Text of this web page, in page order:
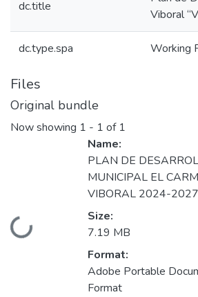
dc.title
Viboral
dc.type.spa Working
Files
Original bundle
Now showing 1 - 1 of 1
Loading...
Name:
PLAN DE
MUNICIPAL EL
VIBORAL 2024-
Size:
7.19 MB
Format:
Adobe Portable
Format